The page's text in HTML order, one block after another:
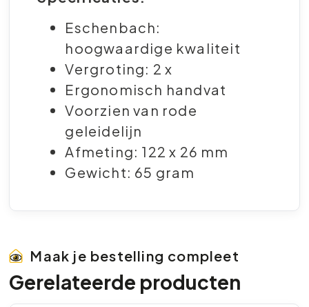
Eschenbach:
hoogwaardige kwaliteit
Vergroting: 2 x
Ergonomisch handvat
Voorzien van rode
geleidelijn
Afmeting: 122 x 26 mm
Gewicht: 65 gram
Maak je bestelling compleet
Gerelateerde producten